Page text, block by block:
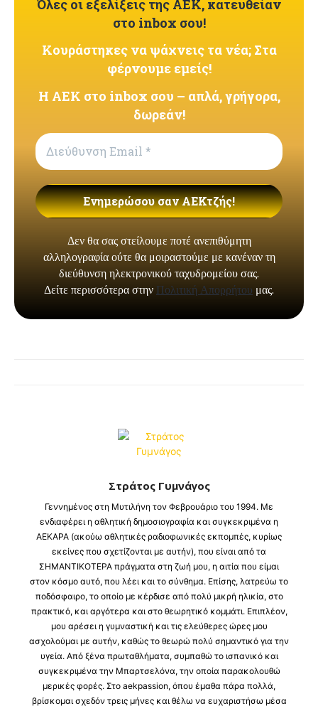
Στράτος Γυμνάγος
Γεννημένος στη Μυτιλήνη τον Φεβρουάριο του 1994. Με
ενδιαφέρει η αθλητική δημοσιογραφία και συγκεκριμένα η
ΑΕΚΑΡΑ (ακούω αθλητικές ραδιοφωνικές εκπομπές, κυρίως
εκείνες που σχετίζονται με αυτήν), που είναι από τα
ΣΗΜΑΝΤΙΚΟΤΕΡΑ πράγματα στη ζωή μου, η αιτία που είμαι
στον κόσμο αυτό, που λέει και το σύνθημα. Επίσης, λατρεύω το
ποδόσφαιρο, το οποίο με κέρδισε από πολύ μικρή ηλικία, στο
πρακτικό, και αργότερα και στο θεωρητικό κομμάτι. Επιπλέον,
μου αρέσει η γυμναστική και τις ελεύθερες ώρες μου
ασχολούμαι με αυτήν, καθώς το θεωρώ πολύ σημαντικό για την
υγεία. Από ξένα πρωταθλήματα, συμπαθώ το ισπανικό και
συγκεκριμένα την Μπαρτσελόνα, την οποία παρακολουθώ
μερικές φορές. Στο aekpassion, όπου έμαθα πάρα πολλά,
βρίσκομαι σχεδόν τρεις μήνες και θέλω να ευχαριστήσω μέσα